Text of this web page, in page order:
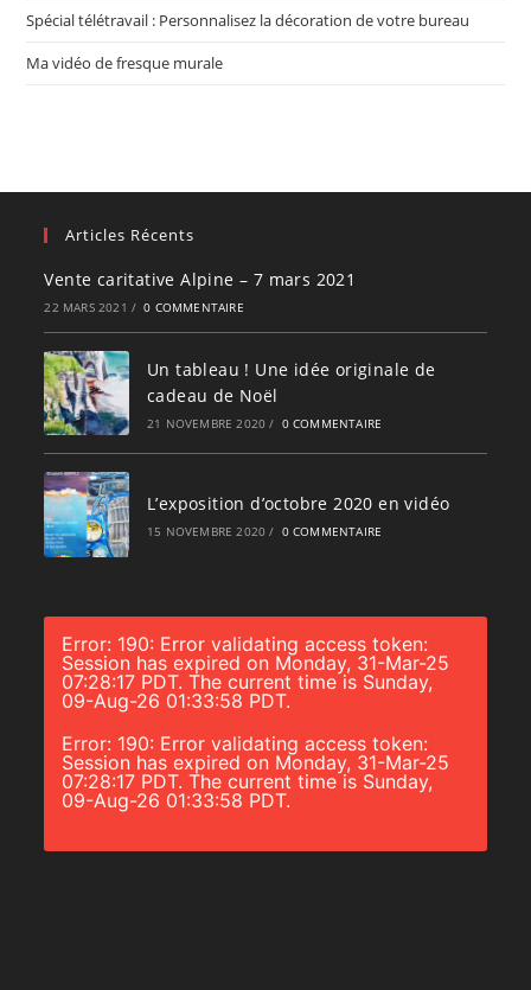
Spécial télétravail : Personnalisez la décoration de votre bureau
Ma vidéo de fresque murale
Articles Récents
Vente caritative Alpine – 7 mars 2021
22 MARS 2021 / 0 COMMENTAIRE
Un tableau ! Une idée originale de
cadeau de Noël
21 NOVEMBRE 2020 / 0 COMMENTAIRE
L’exposition d’octobre 2020 en vidéo
15 NOVEMBRE 2020 / 0 COMMENTAIRE
Error: 190: Error validating access token:
Session has expired on Monday, 31-Mar-25
07:28:17 PDT. The current time is Sunday,
09-Aug-26 01:33:58 PDT.
Error: 190: Error validating access token:
Session has expired on Monday, 31-Mar-25
07:28:17 PDT. The current time is Sunday,
09-Aug-26 01:33:58 PDT.